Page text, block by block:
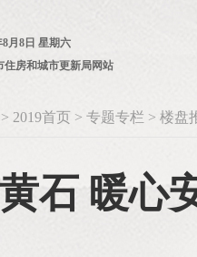
8月8日 星期六
住房和城市更新局网站
> 2019首页 > 专题专栏 > 楼盘
石 暖